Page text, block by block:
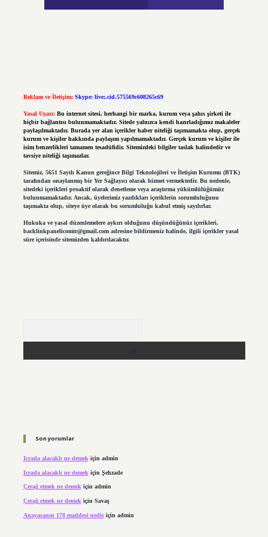
Reklam ve İletişim: Skype: live:.cid.575569c608265c69
Yasal Uyarı: Bu internet sitesi, herhangi bir marka, kurum veya şahıs şirketi ile
hiçbir bağlantısı bulunmamaktadır. Sitede yalnızca kendi hazırladığımız makaleler
paylaşılmaktadır. Burada yer alan içerikler haber niteliği taşımamakta olup, gerçek
kurum ve kişiler hakkında paylaşım yapılmamaktadır. Gerçek kurum ve kişiler ile
isim benzerlikleri tamamen tesadüfidir. Sitemizdeki bilgiler taslak halindedir ve
tavsiye niteliği taşımazlar.
Sitemiz, 5651 Sayılı Kanun gereğince Bilgi Teknolojileri ve İletişim Kurumu (BTK)
tarafından onaylanmış bir Yer Sağlayıcı olarak hizmet vermektedir. Bu nedenle,
sitedeki içerikleri proaktif olarak denetleme veya araştırma yükümlülüğümüz
bulunmamaktadır. Ancak, üyelerimiz yazdıkları içeriklerin sorumluluğunu
taşımakta olup, siteye üye olarak bu sorumluluğu kabul etmiş sayılırlar.
Hukuka ve yasal düzenlemelere aykırı olduğunu düşündüğünüz içerikleri,
backlinkpanelicomtr@gmail.comadresine bildirmeniz halinde, ilgili içerikler yasal
süre içerisinde sitemizden kaldırılacaktır.
Son yorumlar
Icrada alacaklı ne demek için admin
Icrada alacaklı ne demek için Şehzade
Çerağ etmek ne demekiçin admin
Çerağ etmek ne demek için Savaş
Anayasanın 178 maddesi nediriçin admin